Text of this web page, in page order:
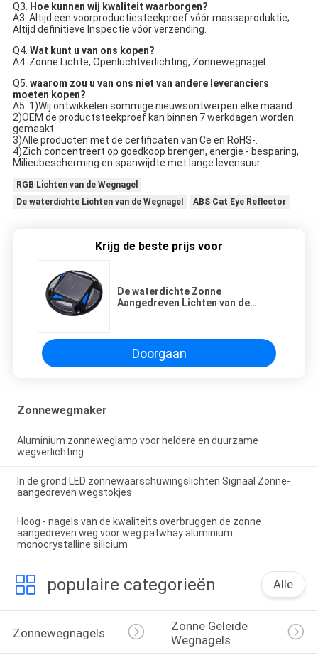
Q3. Hoe kunnen wij kwaliteit waarborgen?
A3: Altijd een voorproductiesteekproef vóór massaproduktie;
Altijd definitieve Inspectie vóór verzending.
Q4. Wat kunt u van ons kopen?
A4: Zonne Lichte, Openluchtverlichting, Zonnewegnagel.
Q5. waarom zou u van ons niet van andere leveranciers
moeten kopen?
A5: 1)Wij ontwikkelen sommige nieuwsontwerpen elke maand.
2)OEM de productsteekproef kan binnen 7 werkdagen worden
gemaakt.
3)Alle producten met de certificaten van Ce en RoHS-.
4)Zich concentreert op goedkoop brengen, energie - besparing,
Milieubescherming en spanwijdte met lange levensuur.
RGB Lichten van de Wegnagel
De waterdichte Lichten van de Wegnagel
ABS Cat Eye Reflector
Krijg de beste prijs voor
De waterdichte Zonne
Aangedreven Lichten van de
Doorgaan
Zonnewegmaker
Aluminium zonneweglamp voor heldere en duurzame
wegverlichting
In de grond LED zonnewaarschuwingslichten Signaal Zonne-
aangedreven wegstokjes
Hoog - nagels van de kwaliteits overbruggen de zonne
aangedreven weg voor weg patwhay aluminium
monocrystalline silicium
populaire categorieën Alle
Zonnewegnagels
Zonne Geleide
Wegnagels